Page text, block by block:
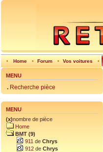
• Home • Forum • Vos voitures •
MENU
. Recherche pièce
MENU
(x)nombre de pièce
Home
BMT (9)
911 de Chrys
912 de Chrys